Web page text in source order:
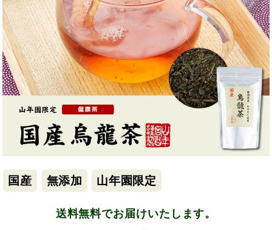
国産 無添加 山年園限定
送料無料でお届けいたします。